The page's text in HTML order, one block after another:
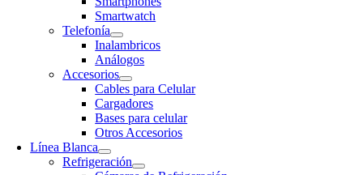
Smartwatch
Telefonía
Inalambricos
Análogos
Accesorios
Cables para Celular
Cargadores
Bases para celular
Otros Accesorios
Línea Blanca
Refrigeración